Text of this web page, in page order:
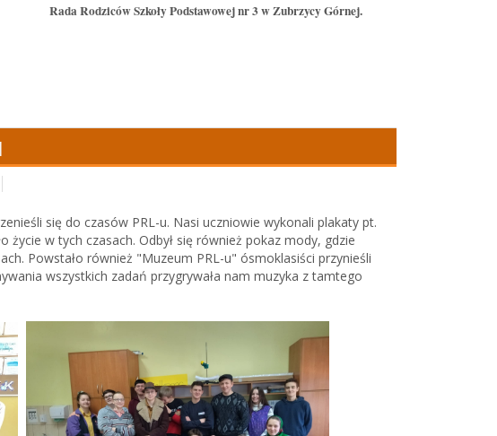
Rada Rodziców Szkoły Podstawowej nr 3 w Zubrzycy Górnej.
się do czasów PRL-u. Nasi uczniowie wykonali plakaty pt.
życie w tych czasach. Odbył się również pokaz mody, gdzie
Powstało również "Muzeum PRL-u" ósmoklasiści przynieśli
wszystkich zadań przygrywała nam muzyka z tamtego